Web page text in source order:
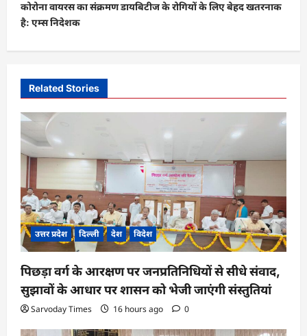
n
a
v
g
a
t
i
o
n
कोरोना वायरस का संक्रमण डायबिटीज के रोगियों के लिए बेहद खतरनाक
है: एम्स निदेशक
Related Stories
उत्तर प्रदेश दिल्ली देश विदेश
पिछड़ा वर्ग के आरक्षण पर जनप्रतिनिधियों से सीधे संवाद,
सुझावों के आधार पर शासन को भेजी जाएंगी संस्तुतियां
Sarvoday Times 16 hours ago 0